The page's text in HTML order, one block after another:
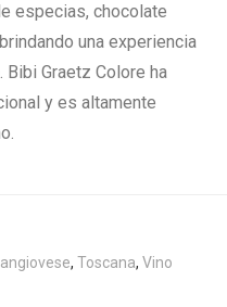
especias, chocolate
una experiencia
Graetz Colore ha
y es altamente
, Toscana, Vino